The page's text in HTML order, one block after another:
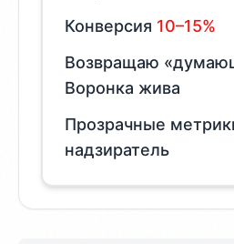
Конверсия 10–15%
Возвращаю
Воронка жива
Прозрачные
надзиратель